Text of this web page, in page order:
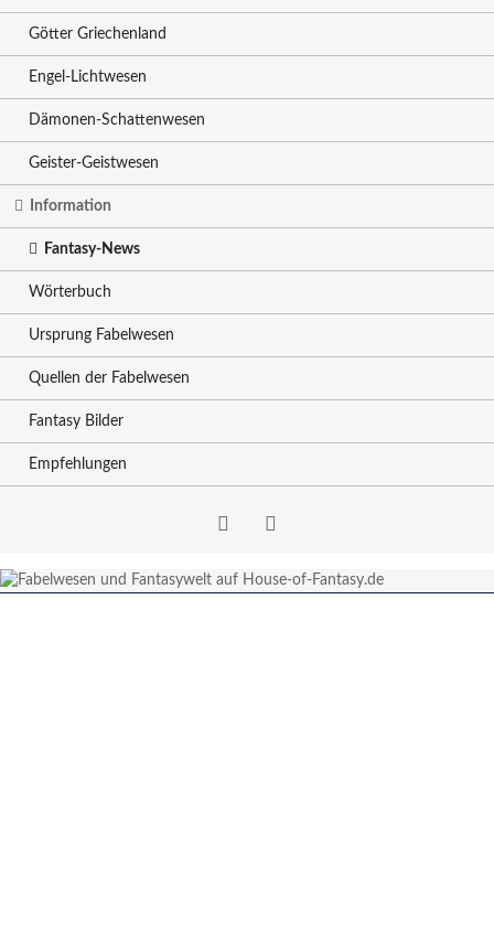
Götter Griechenland
Engel-Lichtwesen
Dämonen-Schattenwesen
Geister-Geistwesen
Information
Fantasy-News
Wörterbuch
Ursprung Fabelwesen
Quellen der Fabelwesen
Fantasy Bilder
Empfehlungen